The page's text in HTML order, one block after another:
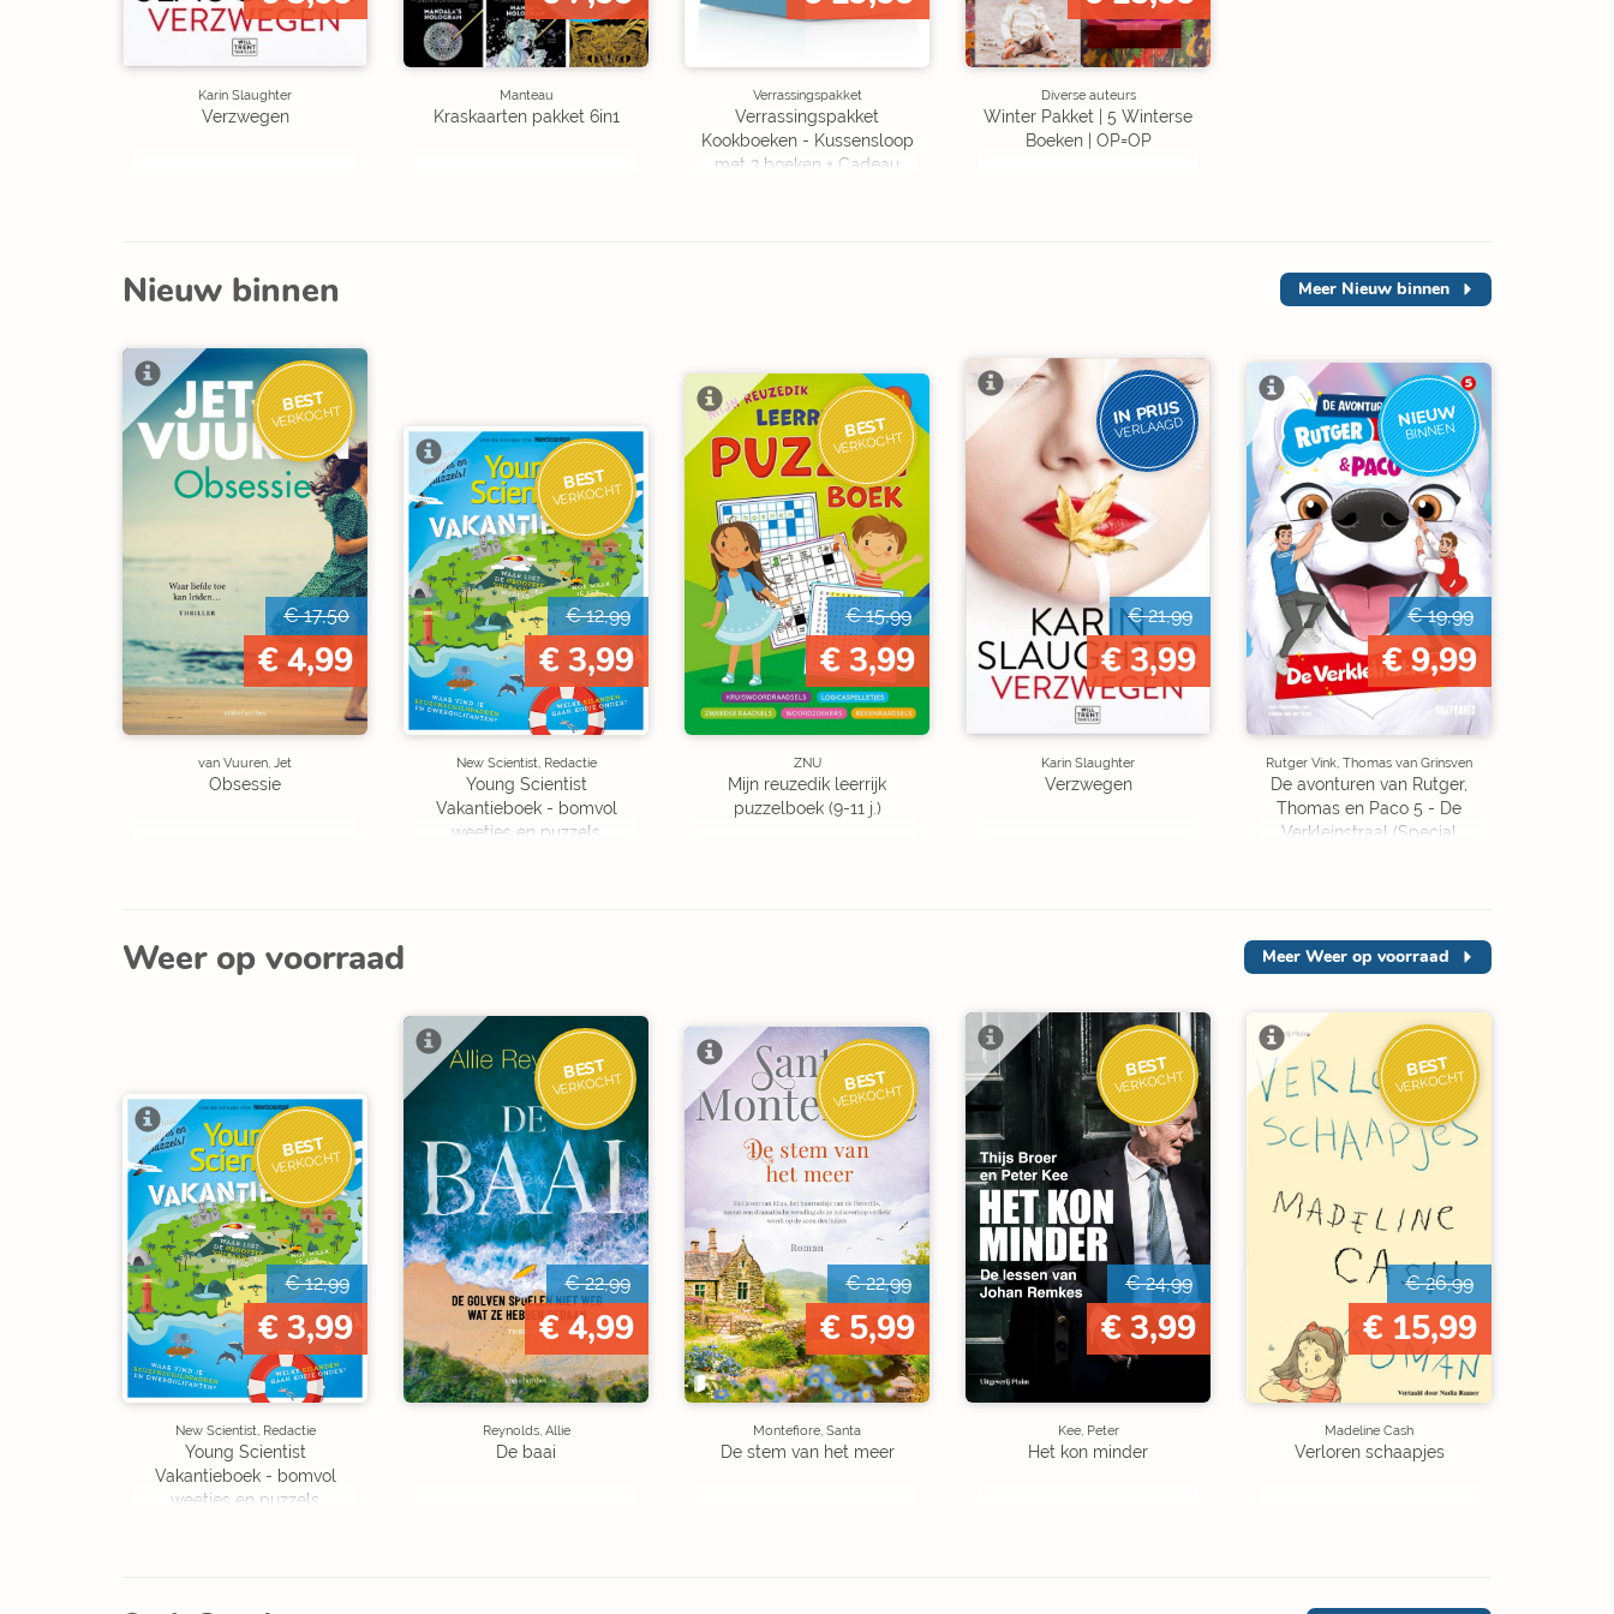
Karin Slaughter
Verzwegen
Manteau
Kraskaarten pakket 6in1
Verrassingspakket
Verrassingspakket
Kookboeken - Kussensloop
met 3 boeken + Cadeau
Diverse auteurs
Winter Pakket | 5 Winterse
Boeken | OP=OP
Nieuw binnen Meer Nieuw binnen
BEST
VERKOCHT
€ 17,50
€ 4,99
van Vuuren, Jet
Obsessie
BEST
VERKOCHT
€ 12,99
€ 3,99
New Scientist, Redactie
Young Scientist
Vakantieboek - bomvol
weetjes en puzzels
BEST
VERKOCHT
€ 15,99
€ 3,99
ZNU
Mijn reuzedik leerrijk
puzzelboek (9-11 j.)
IN PRIJS
VERLAAGD
€ 21,99
€ 3,99
Karin Slaughter
Verzwegen
NIEUW
BINNEN
€ 19,99
€ 9,99
Rutger Vink, Thomas van Grinsven
De avonturen van Rutger,
Thomas en Paco 5 - De
Verkleinstraal (Special
Weer op voorraad Meer Weer op voorraad
BEST
VERKOCHT
€ 12,99
€ 3,99
New Scientist, Redactie
Young Scientist
Vakantieboek - bomvol
weetjes en puzzels
BEST
VERKOCHT
€ 22,99
€ 4,99
Reynolds, Allie
De baai
BEST
VERKOCHT
€ 22,99
€ 5,99
Montefiore, Santa
De stem van het meer
BEST
VERKOCHT
€ 24,99
€ 3,99
Kee, Peter
Het kon minder
BEST
VERKOCHT
€ 26,99
€ 15,99
Madeline Cash
Verloren schaapjes